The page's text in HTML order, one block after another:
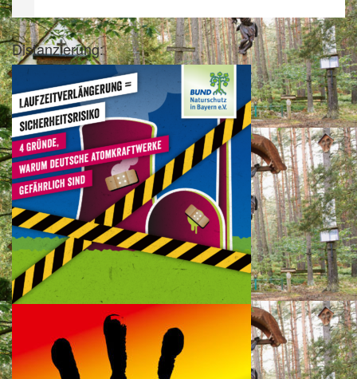
Distanzierung: